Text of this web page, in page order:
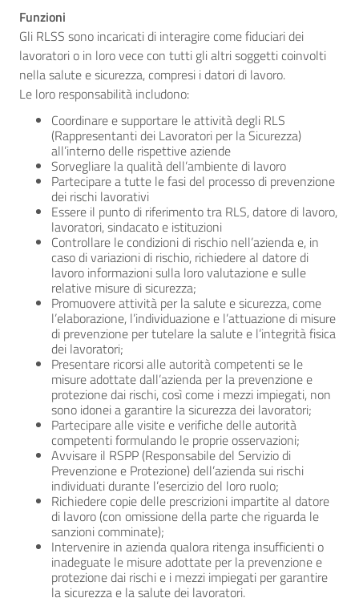
Funzioni
Gli RLSS sono incaricati di interagire come fiduciari dei
lavoratori o in loro vece con tutti gli altri soggetti coinvolti
nella salute e sicurezza, compresi i datori di lavoro.
Le loro responsabilità includono:
Coordinare e supportare le attività degli RLS
(Rappresentanti dei Lavoratori per la Sicurezza)
all’interno delle rispettive aziende
Sorvegliare la qualità dell’ambiente di lavoro
Partecipare a tutte le fasi del processo di prevenzione
dei rischi lavorativi
Essere il punto di riferimento tra RLS, datore di lavoro,
lavoratori, sindacato e istituzioni
Controllare le condizioni di rischio nell’azienda e, in
caso di variazioni di rischio, richiedere al datore di
lavoro informazioni sulla loro valutazione e sulle
relative misure di sicurezza;
Promuovere attività per la salute e sicurezza, come
l’elaborazione, l’individuazione e l’attuazione di misure
di prevenzione per tutelare la salute e l’integrità fisica
dei lavoratori;
Presentare ricorsi alle autorità competenti se le
misure adottate dall’azienda per la prevenzione e
protezione dai rischi, così come i mezzi impiegati, non
sono idonei a garantire la sicurezza dei lavoratori;
Partecipare alle visite e verifiche delle autorità
competenti formulando le proprie osservazioni;
Avvisare il RSPP (Responsabile del Servizio di
Prevenzione e Protezione) dell’azienda sui rischi
individuati durante l’esercizio del loro ruolo;
Richiedere copie delle prescrizioni impartite al datore
di lavoro (con omissione della parte che riguarda le
sanzioni comminate);
Intervenire in azienda qualora ritenga insufficienti o
inadeguate le misure adottate per la prevenzione e
protezione dai rischi e i mezzi impiegati per garantire
la sicurezza e la salute dei lavoratori.